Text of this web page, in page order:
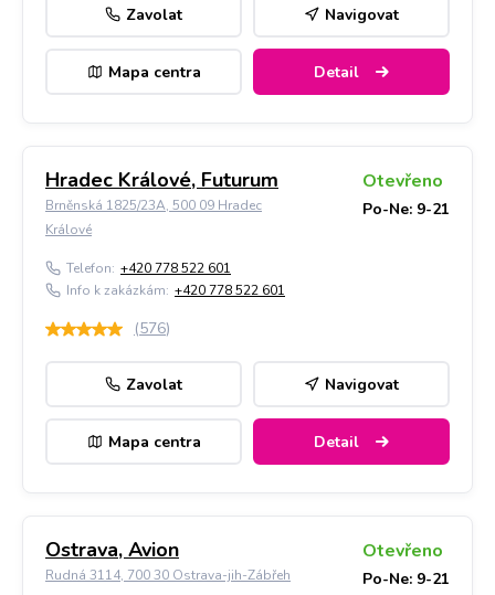
Zavolat Navigovat
Mapa centra Detail
Hradec Králové, Futurum
Brněnská 1825/23A, 500 09 Hradec
Králové
Otevřeno
Po-Ne: 9-21
Telefon: +420 778 522 601
Info k zakázkám: +420 778 522 601
(576)
Zavolat Navigovat
Mapa centra Detail
Ostrava, Avion
Rudná 3114, 700 30 Ostrava-jih-Zábřeh
Otevřeno
Po-Ne: 9-21